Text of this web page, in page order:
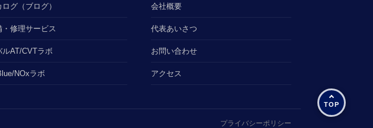
ログ（ブログ）
・修理サービス
ルAT/CVTラボ
NOxラボ
会社概要
代表あいさつ
お問い合わせ
アクセス
プライバシーポリシー